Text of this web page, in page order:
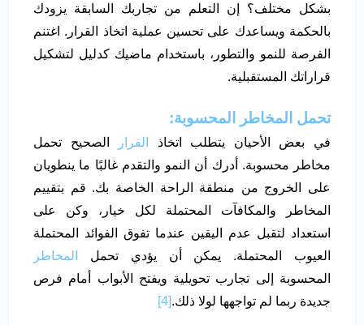
بشكل مختلف؟ إن التعلم من تجاربك السابقة يزودك
بالحكمة ويساعدك على تحسين عملية اتخاذ القرار. اغتنم
الفرصة للنمو والتطور، باستخدام ماضيك كدليل لتشكيل
قراراتك المستقبلية.
تحمل المخاطر المحسوبة:
في بعض الأحيان يتطلب اتخاذ القرار
الصحيح تحمل
مخاطر محسوبة. أدرك أن النمو والتقدم غالبًا ما ينطويان
على الخروج من منطقة الراحة الخاصة بك. قم بتقييم
المخاطر والمكافآت المحتملة لكل خيار، وكن على
استعداد لتقبل عدم اليقين عندما تفوق الفوائد المحتملة
العيوب المحتملة. يمكن أن يؤدي تحمل
المخاطر
المحسوبة إلى تجارب تحويلية ويفتح الأبواب أمام فرص
جديدة ربما لم تواجهها لولا ذلك.[4]